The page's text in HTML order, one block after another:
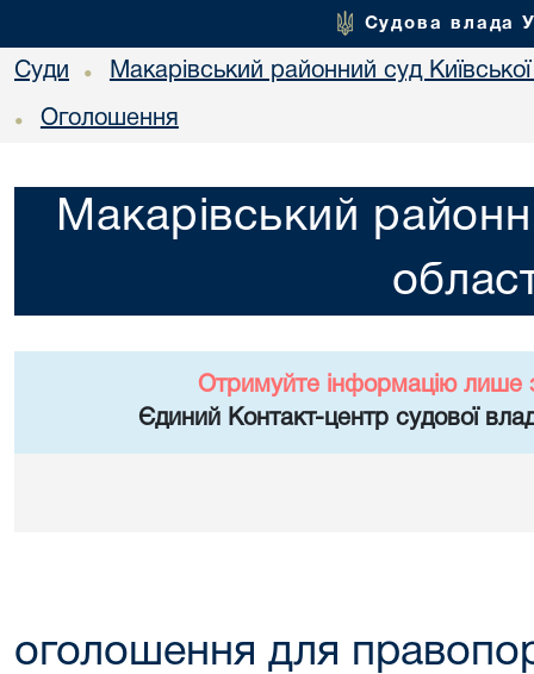
Судова влада
Суди • Макарівський районний суд Київської
• Оголошення
Макарівський
Отримуйте інформацію лише
Єдиний Контакт-центр судової
оголошення для